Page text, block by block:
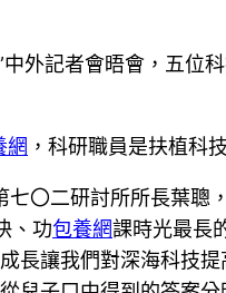
外記者會晤會，五
網 ，科研職員是扶植科
〇二研討所所長葉聰
、功包養網課時光最長
長讓我們對深海科技